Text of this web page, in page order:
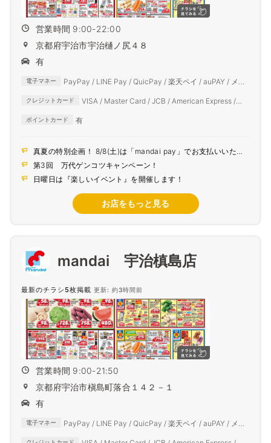
営業時間 9:00-22:00
京都府宇治市宇治樋ノ尻４８
有
電子マネー
PayPay / LINE Pay / QuicPay / 楽天ペイ / auPAY / メル
クレジットカード
VISA / Master Card / JCB / American Express /
ポイントカード 有
真夏の特別企画！ 8/8(土)は「mandai pay」でお支払いいただ
くとポイント5倍！
第3回 万代ゲンコツキャンペーン！
日曜日は『楽しいイベント』を開催します！
お店をもっと見る
mandai 宇治槙島店
最新のチラシ5枚掲載 更新: 約3時間前
営業時間 9:00-21:50
京都府宇治市槇島町落合１４２－１
有
電子マネー
PayPay / LINE Pay / QuicPay / 楽天ペイ / auPAY / メル